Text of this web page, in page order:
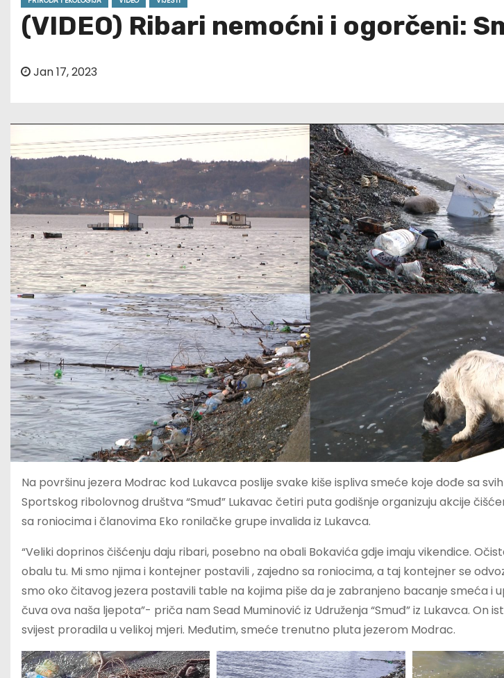
(VIDEO) Ribari nemoćni i ogorčeni:
Jan 17, 2023
Na površinu jezera Modrac kod Lukavca poslije svake kiše ispliva smeće koje dođe sa
Sportskog ribolovnog društva “Smuđ” Lukavac četiri puta godišnje organizuju akcije
sa roniocima i članovima Eko ronilačke grupe invalida iz Lukavca.
“Veliki doprinos čišćenju daju ribari, posebno na obali Bokavića gdje imaju vikendice.
obalu tu. Mi smo njima i kontejner postavili , zajedno sa roniocima, a taj kontejner se
smo oko čitavog jezera postavili table na kojima piše da je zabranjeno bacanje smeća i
čuva ova naša ljepota”- priča nam Sead Muminović iz Udruženja “Smuđ” iz Lukavca. On
svijest proradila u velikoj mjeri. Međutim, smeće trenutno pluta jezerom Modrac.